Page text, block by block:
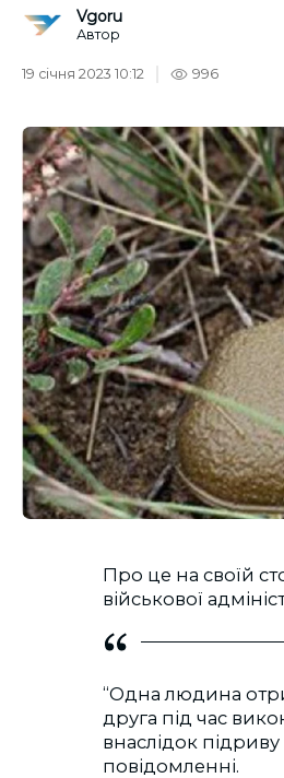
Vgoru
Автор
19 січня 2023 10:12 996
Про це на своїй
військової
“Одна людина
друга під час
внаслідок
повідомленні.